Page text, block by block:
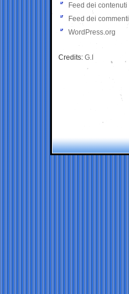
Feed dei contenuti
Feed dei commenti
WordPress.org
Credits: G.I